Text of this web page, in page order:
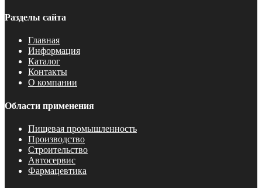
Разделы сайта
Главная
Информация
Каталог
Контакты
О компании
Области применения
Пищевая промышленность
Производство
Строительство
Автосервис
Фармацевтика